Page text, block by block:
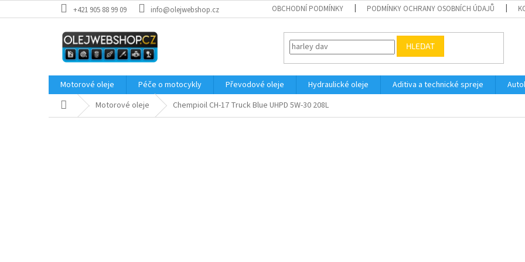
na
+421 905 88 99 09 info@olejwebshop.cz OBCHODNÍ PODMÍNKY PODMÍNKY OCHRANY OSOBNÍCH ÚDAJŮ
HLEDAT
Motorové oleje Péče o motocykly Převodové oleje Hydraulické oleje Aditiva a technické spreje
Domů Motorové oleje Chempioil CH-17 Truck Blue UHPD 5W-30 208L